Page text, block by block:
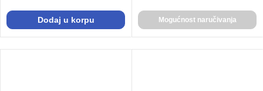
Dodaj u korpu Mogućnost naručivanja